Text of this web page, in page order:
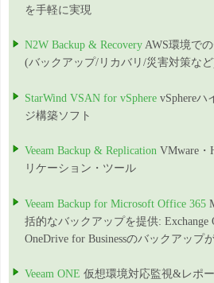
を手軽に実現
N2W Backup & Recovery AWS環境で
(バックアップ/リカバリ/災害対策な
StarWind VSAN for vSphere vSphereハ
ジ構築ソフト
Veeam Backup & Replication VMware・
リケーション・ツール
Veeam Backup for Microsoft Office 365
括的なバックアップを提供: Exchange
OneDrive for Businessのバックアップ
Veeam ONE 仮想環境対応監視&レポ